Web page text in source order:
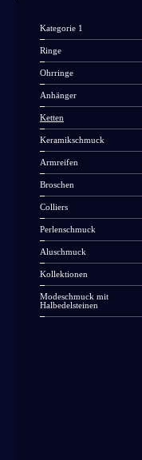
Kategorie 1
Ringe
Ohrringe
Anhänger
Ketten
Keramikschmuck
Armreifen
Broschen
Colliers
Perlenschmuck
Aluschmuck
Kollektionen
Modeschmuck mit
Halbedelsteinen